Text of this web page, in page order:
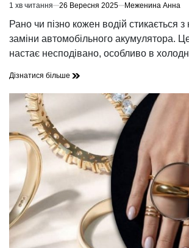
Орієнтовний
час
1 хв читання 26 Вересня 2025 Меженина Анна
Рано чи пізно кожен водій стикається з
заміни автомобільного акумулятора.
настає несподівано, особливо в
Дізнатися більше